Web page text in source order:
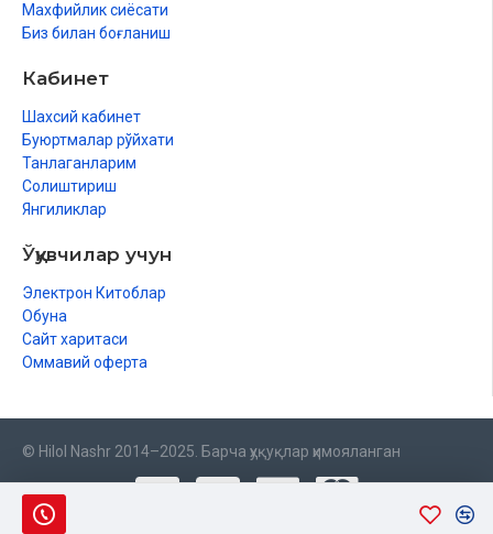
Махфийлик сиёсати
Биз билан боғланиш
Кабинет
Шахсий кабинет
Буюртмалар рўйхати
Танлаганларим
Солиштириш
Янгиликлар
Ўқувчилар учун
Электрон Китоблар
Обуна
Сайт харитаси
Оммавий оферта
© Hilol Nashr 2014–2025. Барча ҳуқуқлар ҳимояланган